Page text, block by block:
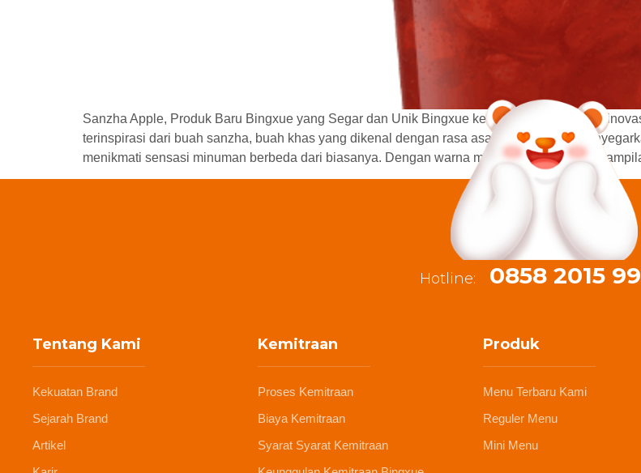
Sanzha Apple, Produk Baru Bingxue yang Segar dan Unik Bingxue kembali menghadirkan
terinspirasi dari buah sanzha, buah khas yang dikenal dengan rasa asam-manis yang
menikmati sensasi minuman berbeda dari biasanya. Dengan warna merah menggoda dan
Hotline: 0858 2015
Tentang Kami
Kekuatan Brand
Sejarah Brand
Artikel
Kemitraan
Proses Kemitraan
Biaya Kemitraan
Syarat Syarat Kemitraan
Produk
Menu Terbaru Kami
Reguler Menu
Mini Menu